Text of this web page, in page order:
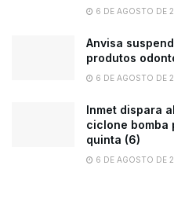
6 DE AGOSTO DE
Anvisa
produtos
6 DE AGOSTO DE
Inmet dispara
ciclone bomba
quinta (6)
6 DE AGOSTO DE